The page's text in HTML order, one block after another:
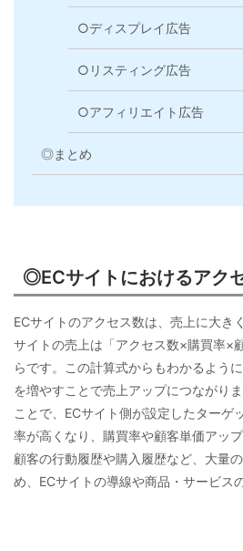
○ディスプレイ広告
○リスティング広告
○アフィリエイト広告
◎まとめ
◎ECサイトにおけるアク
ECサイトのアクセス数は、売上に大き
サイトの売上は「アクセス数×購買率×
らです。この計算式からもわかるよう
を増やすことで売上アップにつながり
ことで、ECサイト側が設定したターゲ
率が高くなり、購買率や顧客単価アッ
顧客の行動履歴や購入履歴など、大量
め、ECサイトの導線や商品・サービス